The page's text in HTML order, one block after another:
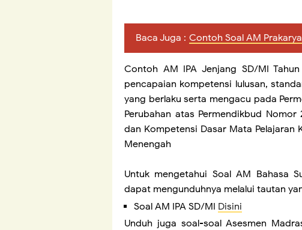
Baca Juga : Contoh Soal AM
Contoh AM IPA Jenjang SD/MI
pencapaian kompetensi lulusan,
yang berlaku serta mengacu pada
Perubahan atas Permendikbud
dan Kompetensi Dasar Mata Pelajaran
Menengah
Untuk mengetahui Soal AM Bahasa
dapat mengunduhnya melalui tautan
Soal AM IPA SD/MI Disini
Unduh juga soal-soal Asesmen